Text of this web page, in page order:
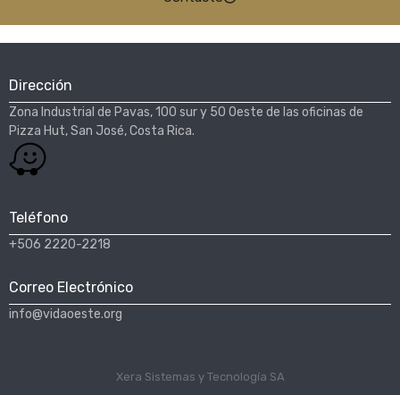
Dirección
Zona Industrial de Pavas, 100 sur y 50 Oeste de las oficinas de
Pizza Hut, San José, Costa Rica.​
Teléfono
+506 2220-2218
Correo Electrónico
info@vidaoeste.org
Xera Sistemas y Tecnología SA